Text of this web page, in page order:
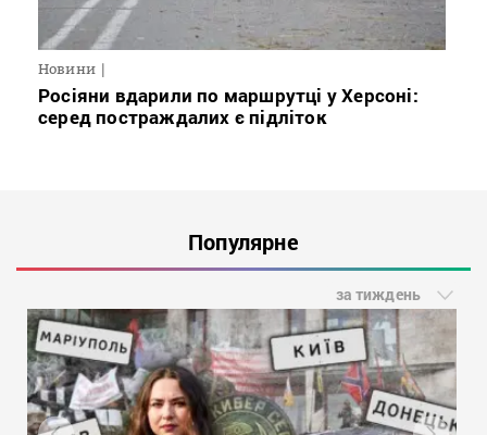
Новини
Росіяни вдарили по маршрутці у Херсоні:
серед постраждалих є підліток
Популярне
за тиждень